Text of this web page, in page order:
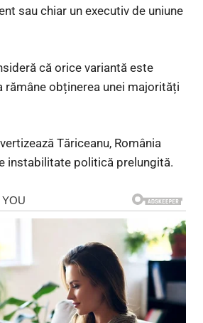
sau chiar un executiv de uniune
că orice variantă este
rămâne obținerea unei majorități
Tăriceanu, România
instabilitate politică prelungită.